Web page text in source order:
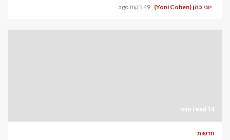
יוני כהן (Yoni Cohen) 49 דקות ago
14 min read
חדשות